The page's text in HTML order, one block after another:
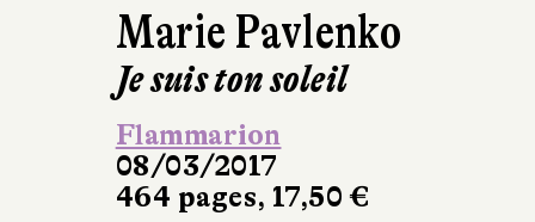
Marie Pavlenko
Je suis ton soleil
Flammarion
08/03/2017
464 pages, 17,50 €